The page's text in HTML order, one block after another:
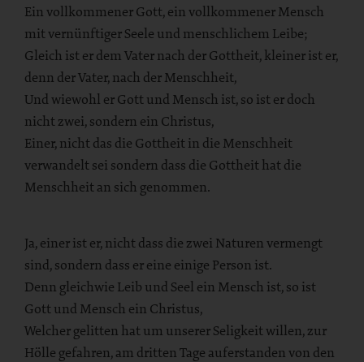
Ein vollkommener Gott, ein vollkommener Mensch
mit vernünftiger Seele und menschlichem Leibe;
Gleich ist er dem Vater nach der Gottheit, kleiner ist er,
denn der Vater, nach der Menschheit,
Und wiewohl er Gott und Mensch ist, so ist er doch
nicht zwei, sondern ein Christus,
Einer, nicht das die Gottheit in die Menschheit
verwandelt sei sondern dass die Gottheit hat die
Menschheit an sich genommen.
Ja, einer ist er, nicht dass die zwei Naturen vermengt
sind, sondern dass er eine einige Person ist.
Denn gleichwie Leib und Seel ein Mensch ist, so ist
Gott und Mensch ein Christus,
Welcher gelitten hat um unserer Seligkeit willen, zur
Hölle gefahren, am dritten Tage auferstanden von den